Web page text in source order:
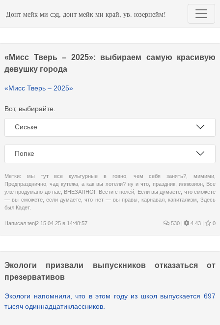
Донт мейк ми сэд, донт мейк ми край, ув. юзернейм!
«Мисс Тверь – 2025»: выбираем самую красивую
девушку города
«Мисс Тверь – 2025»
Вот, выбирайте.
Сиське
Попке
Метки: мы тут все культурные в говно, чем себя занять? ,мимими
Предпразднично ,чад кутежа, а как вы хотели? ну и что праздник, иллюзион, Все
уже продумано до нас
ВНЕЗАПНО! Вести с полей Если вы думаете что сможете
— вы сможете, если думаете ,что нет — вы правы карнавал, капитализм
Здесь
был Кадет.
Написал tenj2 15.04.25 в 14:48:57 530 | 4.43 | 0
Экологи призвали выпускников отказаться от
презервативов
Экологи напомнили, что в этом году из школ выпускается 697
тысяч одиннадцатиклассников.